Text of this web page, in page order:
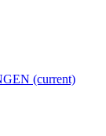
(current)